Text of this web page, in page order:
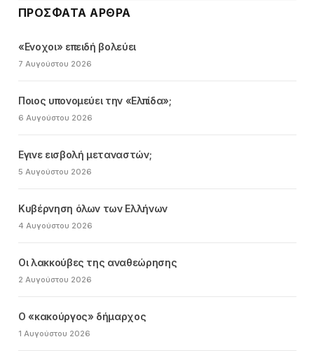
ΠΡΌΣΦΑΤΑ ΆΡΘΡΑ
«Ενοχοι» επειδή βολεύει
7 Αυγούστου 2026
Ποιος υπονομεύει την «Ελπίδα»;
6 Αυγούστου 2026
Εγινε εισβολή μεταναστών;
5 Αυγούστου 2026
Κυβέρνηση όλων των Ελλήνων
4 Αυγούστου 2026
Οι λακκούβες της αναθεώρησης
2 Αυγούστου 2026
Ο «κακούργος» δήμαρχος
1 Αυγούστου 2026